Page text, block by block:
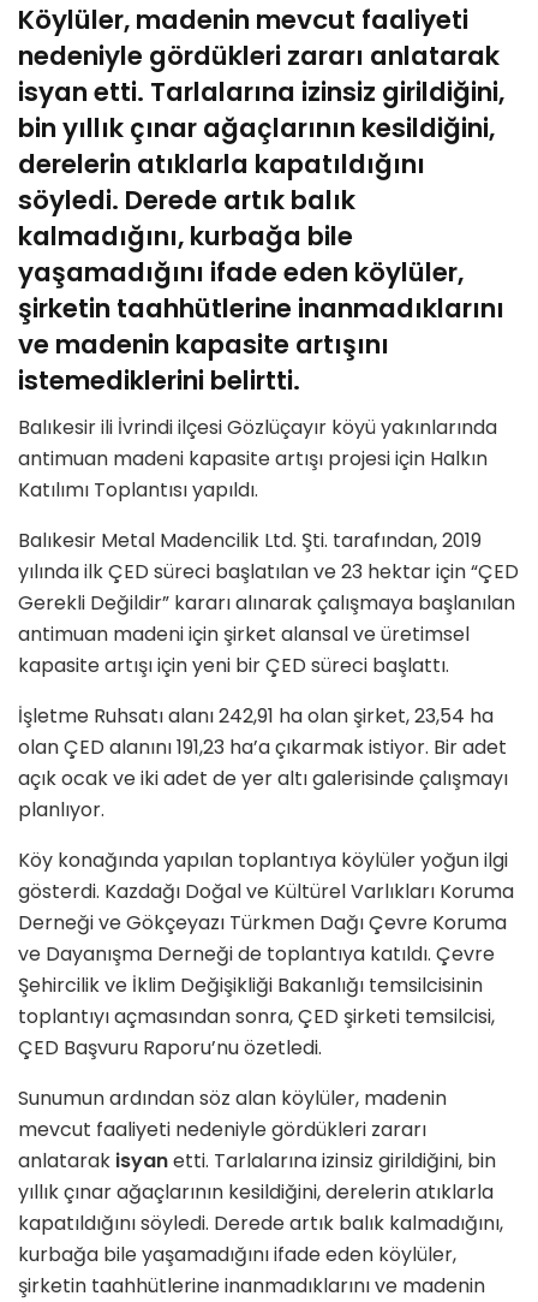
Köylüler, madenin mevcut faaliyeti
nedeniyle gördükleri zararı anlatarak
isyan etti. Tarlalarına izinsiz girildiğini,
bin yıllık çınar ağaçlarının kesildiğini,
derelerin atıklarla kapatıldığını
söyledi. Derede artık balık
kalmadığını, kurbağa bile
yaşamadığını ifade eden köylüler,
şirketin taahhütlerine inanmadıklarını
ve madenin kapasite artışını
istemediklerini belirtti.
Balıkesir ili İvrindi ilçesi Gözlüçayır köyü yakınlarında
antimuan madeni kapasite artışı projesi için Halkın
Katılımı Toplantısı yapıldı.
Balıkesir Metal Madencilik Ltd. Şti. tarafından, 2019
yılında ilk ÇED süreci başlatılan ve 23 hektar için “ÇED
Gerekli Değildir” kararı alınarak çalışmaya başlanılan
antimuan madeni için şirket alansal ve üretimsel
kapasite artışı için yeni bir ÇED süreci başlattı.
İşletme Ruhsatı alanı 242,91 ha olan şirket, 23,54 ha
olan ÇED alanını 191,23 ha’a çıkarmak istiyor. Bir adet
açık ocak ve iki adet de yer altı galerisinde çalışmayı
planlıyor.
Köy konağında yapılan toplantıya köylüler yoğun ilgi
gösterdi. Kazdağı Doğal ve Kültürel Varlıkları Koruma
Derneği ve Gökçeyazı Türkmen Dağı Çevre Koruma
ve Dayanışma Derneği de toplantıya katıldı. Çevre
Şehircilik ve İklim Değişikliği Bakanlığı temsilcisinin
toplantıyı açmasından sonra, ÇED şirketi temsilcisi,
ÇED Başvuru Raporu’nu özetledi.
Sunumun ardından söz alan köylüler, madenin
mevcut faaliyeti nedeniyle gördükleri zararı
anlatarak isyanetti. Tarlalarına izinsiz girildiğini, bin
yıllık çınar ağaçlarının kesildiğini, derelerin atıklarla
kapatıldığını söyledi. Derede artık balık kalmadığını,
kurbağa bile yaşamadığını ifade eden köylüler,
şirketin taahhütlerine inanmadıklarını ve madenin